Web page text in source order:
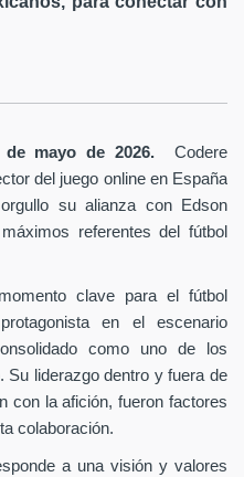
mayo de 2026. Codere
del juego online en España
su alianza con Edson
referentes del fútbol
clave para el fútbol
en el escenario
como uno de los
Su liderazgo dentro y fuera de
con la afición, fueron factores
colaboración.
a una visión y valores